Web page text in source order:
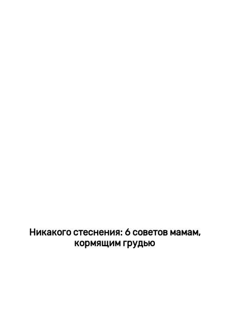
Никакого стеснения: 6 советов мамам,
кормящим грудью